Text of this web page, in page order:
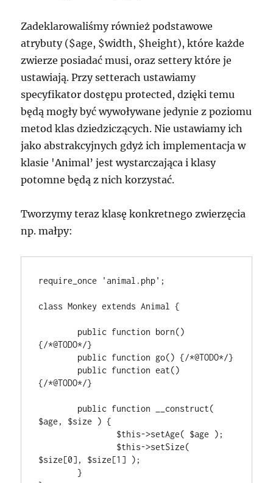
Zadeklarowaliśmy również podstawowe
atrybuty ($age, $width, $height), które każde
zwierze posiadać musi, oraz settery które je
ustawiają. Przy setterach ustawiamy
specyfikator dostępu protected, dzięki temu
będą mogły być wywoływane jedynie z poziomu
metod klas dziedziczących. Nie ustawiamy ich
jako abstrakcyjnych gdyż ich implementacja w
klasie 'Animal’ jest wystarczająca i klasy
potomne będą z nich korzystać.
Tworzymy teraz klasę konkretnego zwierzęcia
np. małpy:
require_once 'animal.php';
class Monkey extends Animal {
{/*@TODO*/}
{/*@TODO*/}
$age, $size ) {
$size[0], $size[1] );
	}